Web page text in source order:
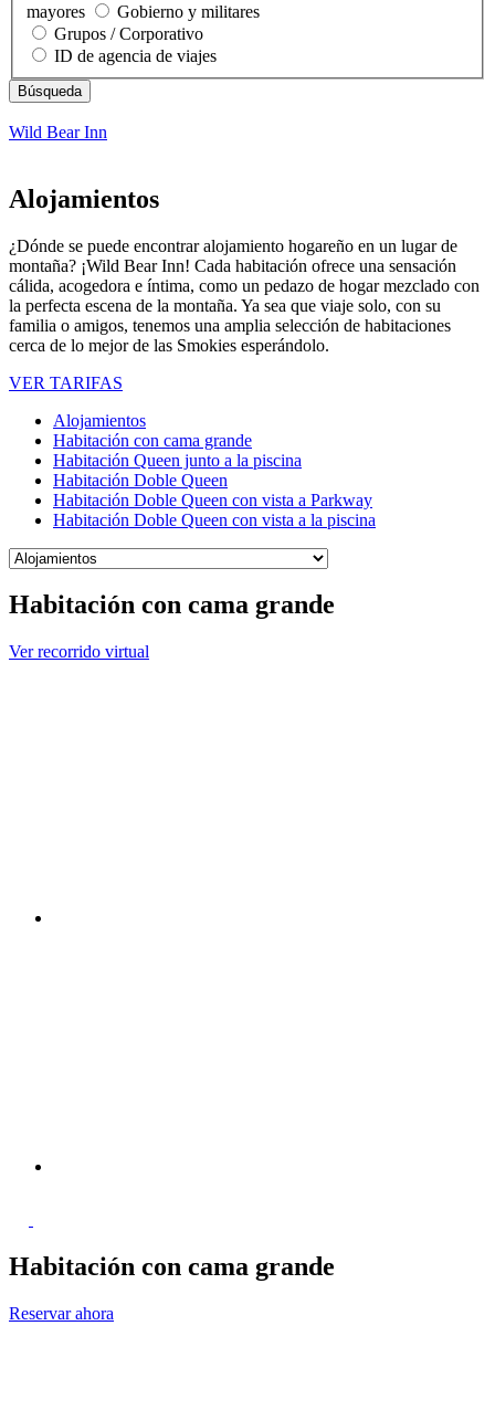
mayores
Gobierno y militares
Grupos / Corporativo
ID de agencia de viajes
Wild Bear Inn
Alojamientos
¿Dónde se puede encontrar alojamiento hogareño en un lugar de
montaña? ¡Wild Bear Inn! Cada habitación ofrece una sensación
cálida, acogedora e íntima, como un pedazo de hogar mezclado con
la perfecta escena de la montaña. Ya sea que viaje solo, con su
familia o amigos, tenemos una amplia selección de habitaciones
cerca de lo mejor de las Smokies esperándolo.
VER TARIFAS
Alojamientos
Habitación con cama grande
Habitación Queen junto a la piscina
Habitación Doble Queen
Habitación Doble Queen con vista a Parkway
Habitación Doble Queen con vista a la piscina
Habitación con cama grande
Ver recorrido virtual
Habitación con cama grande
Reservar ahora